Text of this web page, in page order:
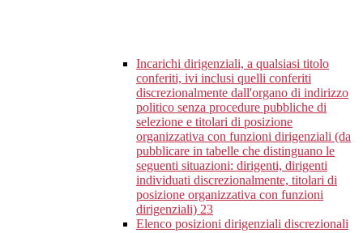
Incarichi dirigenziali, a qualsiasi titolo
conferiti, ivi inclusi quelli conferiti
discrezionalmente dall'organo di indirizzo
politico senza procedure pubbliche di
selezione e titolari di posizione
organizzativa con funzioni dirigenziali (da
pubblicare in tabelle che distinguano le
seguenti situazioni: dirigenti, dirigenti
individuati discrezionalmente, titolari di
posizione organizzativa con funzioni
dirigenziali) 23
Elenco posizioni dirigenziali discrezionali